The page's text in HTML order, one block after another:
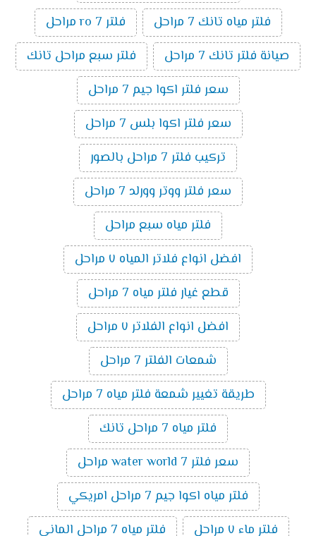
فلتر مياه تانك 7 مراحل
فلتر ro 7 مراحل
صيانة فلتر تانك 7 مراحل
فلتر سبع مراحل تانك
سعر فلتر اكوا جيم 7 مراحل
سعر فلتر اكوا بلس 7 مراحل
تركيب فلتر 7 مراحل بالصور
سعر فلتر ووتر وورلد 7 مراحل
فلتر مياه سبع مراحل
افضل انواع فلاتر المياه ٧ مراحل
قطع غيار فلتر مياه 7 مراحل
افضل انواع الفلاتر ٧ مراحل
شمعات الفلتر 7 مراحل
طريقة تغيير شمعة فلتر مياه 7 مراحل
فلتر مياه 7 مراحل تانك
سعر فلتر water world 7 مراحل
فلتر مياه اكوا جيم 7 مراحل امريكي
فلتر ماء ٧ مراحل
فلتر مياه 7 مراحل الماني